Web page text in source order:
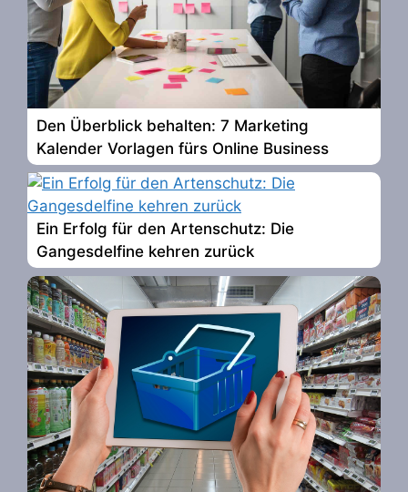
Den Überblick behalten: 7 Marketing
Kalender Vorlagen fürs Online Business
Ein Erfolg für den Artenschutz: Die
Gangesdelfine kehren zurück